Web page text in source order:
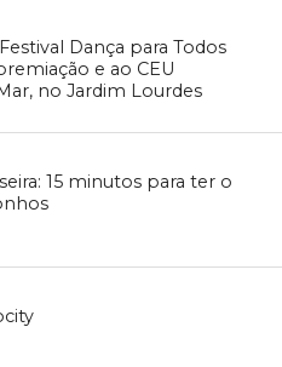
Dança para Todos
e ao CEU
no Jardim Lourdes
15 minutos para ter o